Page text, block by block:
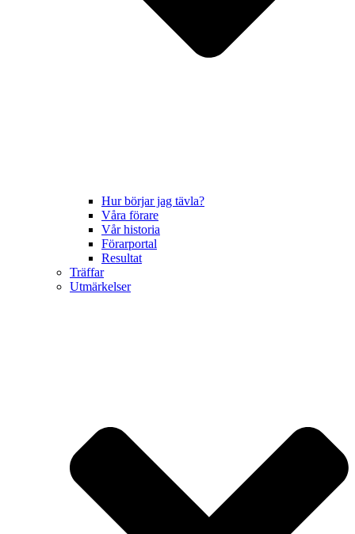
Hur börjar jag tävla?
Våra förare
Vår historia
Förarportal
Resultat
Träffar
Utmärkelser